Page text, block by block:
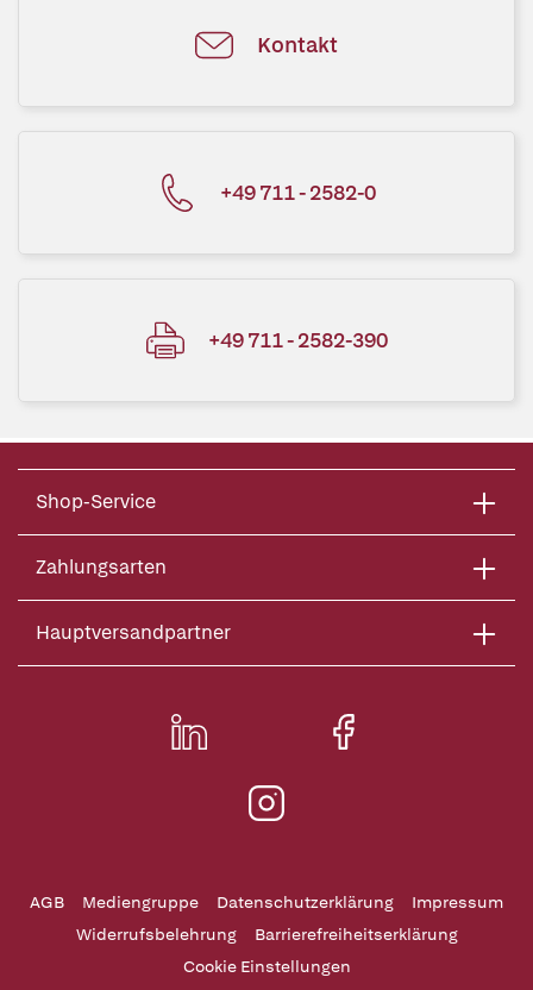
Kontakt
+49 711 - 2582-0
+49 711 - 2582-390
Shop-Service
Zahlungsarten
Hauptversandpartner
AGB Mediengruppe Datenschutzerklärung
Impressum
Widerrufsbelehrung
Barrierefreiheitserklärung
Cookie Einstellungen